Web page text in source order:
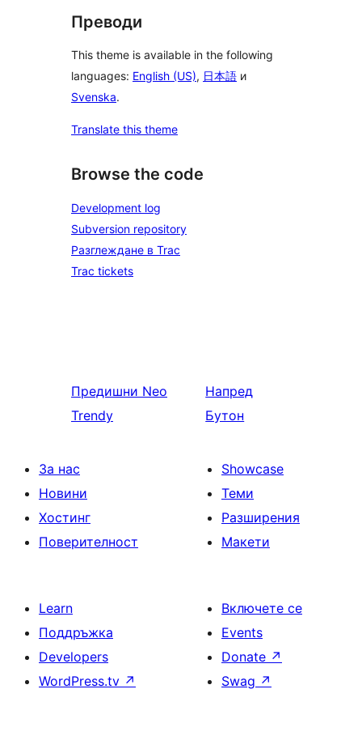
Преводи
This theme is available in the following
languages: English (US), 日本語 и
Svenska.
Translate this theme
Browse the code
Development log
Subversion repository
Разглеждане в Trac
Trac tickets
Предишни Neo
Trendy
Напред
Бутон
За нас
Новини
Хостинг
Поверителност
Showcase
Теми
Разширения
Макети
Learn
Поддръжка
Developers
WordPress.tv ↗
Включете се
Events
Donate ↗
Swag ↗